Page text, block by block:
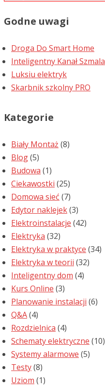
Godne uwagi
Droga Do Smart Home
Inteligentny Kanał Szmala
Luksiu elektryk
Skarbnik szkolny PRO
Kategorie
Biały Montaż (8)
Blog(5)
Budowa (1)
Ciekawostki (25)
Domowa sieć (7)
Edytor naklejek(3)
Elektroinstalacje (42)
Elektryka (32)
Elektryka w praktyce (34)
Elektryka w teorii (32)
Inteligentny dom (4)
Kurs Online (3)
Planowanie instalacji (6)
Q&A(4)
Rozdzielnica (4)
Schematy elektryczne (10)
Systemy alarmowe (5)
Testy(8)
Uziom (1)